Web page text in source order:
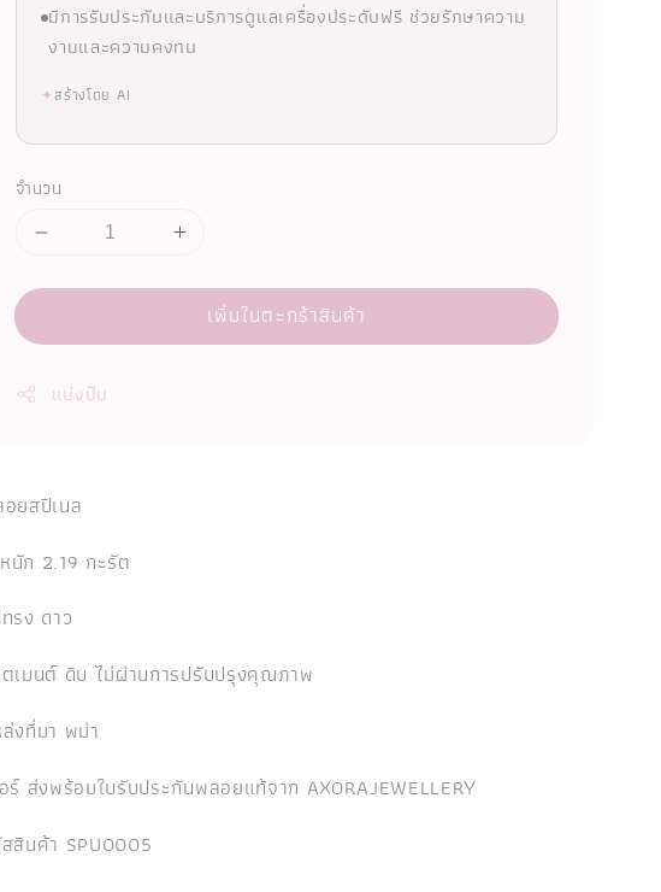
มีการรับประกันและบริการดูแลเครื่องประดับฟรี ช่วยรักษาความ
งามและความคงทน
✦สร้างโดย AI
จำนวน
เพิ่มในตะกร้าสินค้า
แบ่งปัน
ยสปิเนล
นัก 2.19 กะรัต
รง ดาว
เมนต์ ดิบ ไม่ผ่านการปรับปรุงคุณภาพ
งที่มา พม่า
ร์ ส่งพร้อมใบรับประกันพลอยแท้จาก AXORAJEWELLERY
สินค้า SPU0005